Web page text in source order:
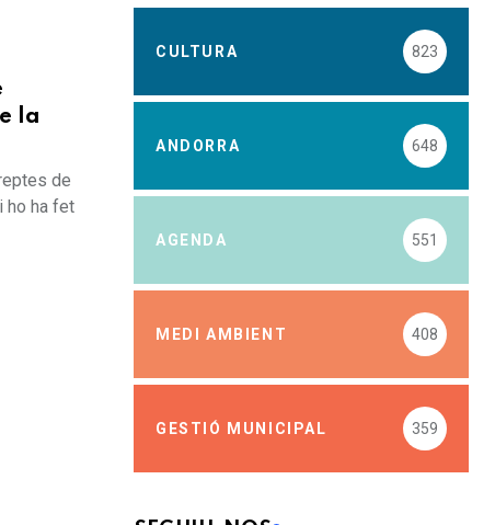
la
de
ho ha fet
CULTURA 823
ANDORRA 648
AGENDA 551
MEDI AMBIENT 408
GESTIÓ MUNICIPAL 359